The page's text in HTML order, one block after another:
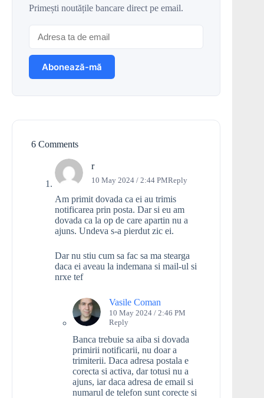
Primești noutățile bancare direct pe email.
6 Comments
r
10 May 2024 / 2:44 PMReply
Am primit dovada ca ei au trimis
notificarea prin posta. Dar si eu am
dovada ca la op de care apartin nu a
ajuns. Undeva s-a pierdut zic ei.
Dar nu stiu cum sa fac sa ma stearga
daca ei aveau la indemana si mail-ul si
nrxe tef
Vasile Coman
10 May 2024 / 2:46 PM
Reply
Banca trebuie sa aiba si dovada
primirii notificarii, nu doar a
trimiterii. Daca adresa postala e
corecta si activa, dar totusi nu a
ajuns, iar daca adresa de email si
numarul de telefon sunt corecte si